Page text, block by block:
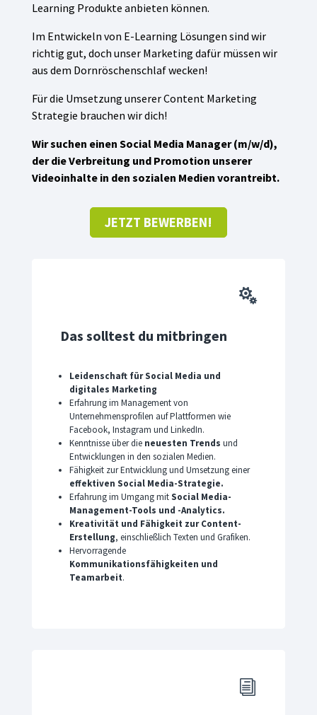
Learning Produkte anbieten können.
Im Entwickeln von E-Learning Lösungen sind wir
richtig gut, doch unser Marketing dafür müssen wir
aus dem Dornröschenschlaf wecken!
Für die Umsetzung unserer Content Marketing
Strategie brauchen wir dich!
Wir suchen einen Social Media Manager (m/w/d),
derdie Verbreitung und Promotion unserer
Videoinhalte in den sozialen Medien vorantreibt.
JETZT BEWERBEN!

Das solltest du mitbringen
Leidenschaft für Social Media und
digitales Marketing
Erfahrung im Management von
Unternehmensprofilen auf Plattformen wie
Facebook, Instagram und LinkedIn.
Kenntnisse über die neuesten Trends und
Entwicklungen in den sozialen Medien.
Fähigkeit zur Entwicklung und Umsetzung einer
effektiven Social Media-Strategie.
Erfahrung im Umgang mitSocial Media-
Management-Tools und -Analytics.
Kreativität und Fähigkeit zur Content-
Erstellung, einschließlich Texten und Grafiken.
Hervorragende
Kommunikationsfähigkeiten und
Teamarbeit.
i